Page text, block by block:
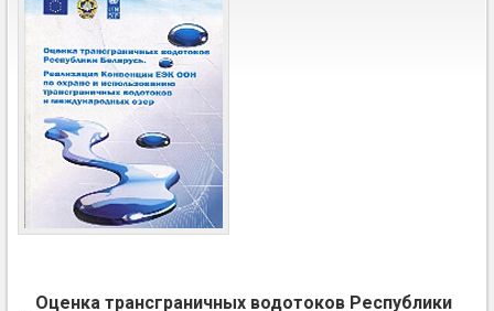
Оценка трансграничных водотоков Республики